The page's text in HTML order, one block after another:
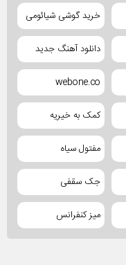
خرید گوشی شیائومی
دانلود آهنگ جدید
webone.co
کمک به خیریه
مفتول سیاه
جک سقفی
میز کنفرانس